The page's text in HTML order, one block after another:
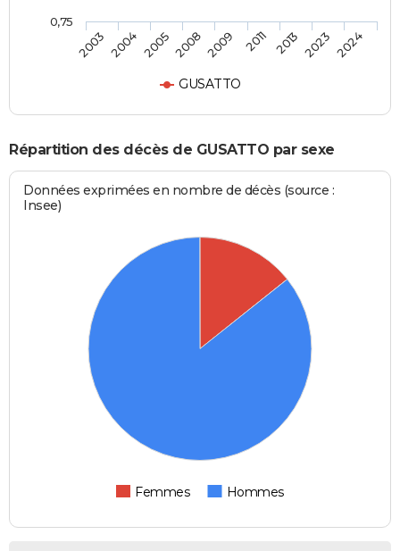
GUSATTO
2003 2004 200520082009 2011 2013 2023 2024
0,75
Répartition des décès de GUSATTO par sexe
Données exprimées en nombre de décès (source :
Insee)
Femmes Hommes